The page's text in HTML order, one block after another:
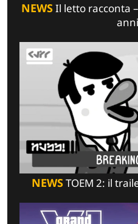
NEWSIl letto racconta
NEWSTOEM 2: il